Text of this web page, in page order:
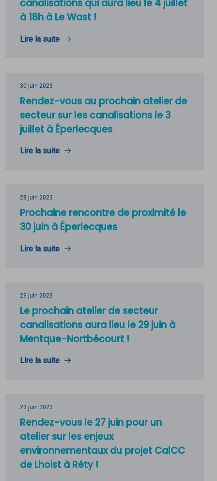
canalisations qui aura lieu le 4 juillet
à 18h à Le Wast !
Lire la suite
30 juin 2023
Rendez-vous au prochain atelier de
secteur sur les canalisations le 3
juillet à Éperlecques
Lire la suite
28 juin 2023
Prochaine rencontre de proximité le
30 juin à Éperlecques
Lire la suite
23 juin 2023
Le prochain atelier de secteur
canalisations aura lieu le 29 juin à
Mentque-Nortbécourt !
Lire la suite
23 juin 2023
Rendez-vous le 27 juin pour un
atelier sur les enjeux
environnementaux du projet CalCC
de Lhoist à Réty !